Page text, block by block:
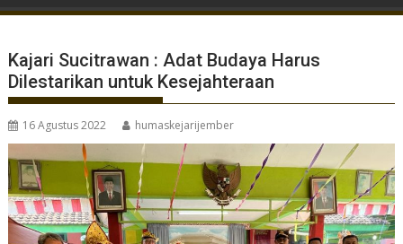
Kajari Sucitrawan : Adat Budaya Harus
Dilestarikan untuk Kesejahteraan
16 Agustus 2022 humaskejarijember